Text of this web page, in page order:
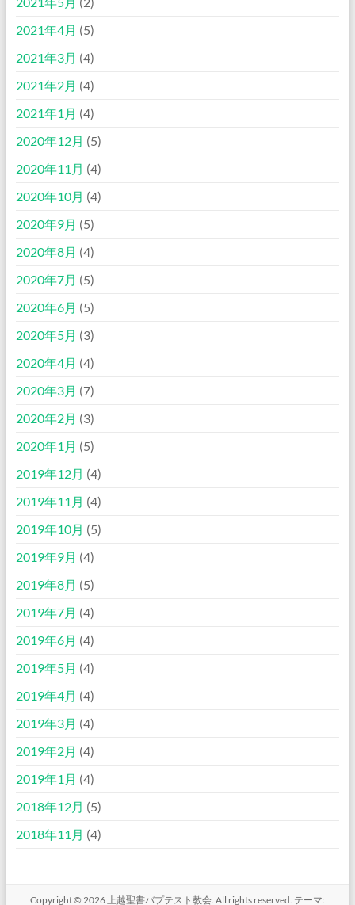
2021年4月 (5)
2021年3月 (4)
2021年2月 (4)
2021年1月 (4)
2020年12月 (5)
2020年11月 (4)
2020年10月 (4)
2020年9月 (5)
2020年8月 (4)
2020年7月 (5)
2020年6月 (5)
2020年5月 (3)
2020年4月 (4)
2020年3月 (7)
2020年2月 (3)
2020年1月 (5)
2019年12月 (4)
2019年11月 (4)
2019年10月 (5)
2019年9月 (4)
2019年8月 (5)
2019年7月 (4)
2019年6月 (4)
2019年5月 (4)
2019年4月 (4)
2019年3月 (4)
2019年2月 (4)
2019年1月 (4)
2018年12月 (5)
2018年11月 (4)
Copyright © 2026上越聖書バプテスト教会. All rights reserved. テーマ: